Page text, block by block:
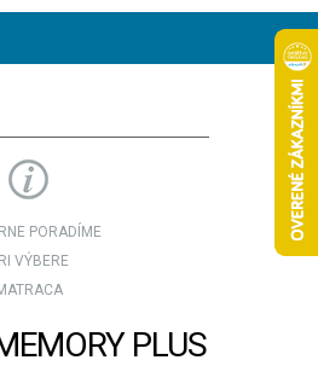
PORADÍME
VÝBERE
PLUS